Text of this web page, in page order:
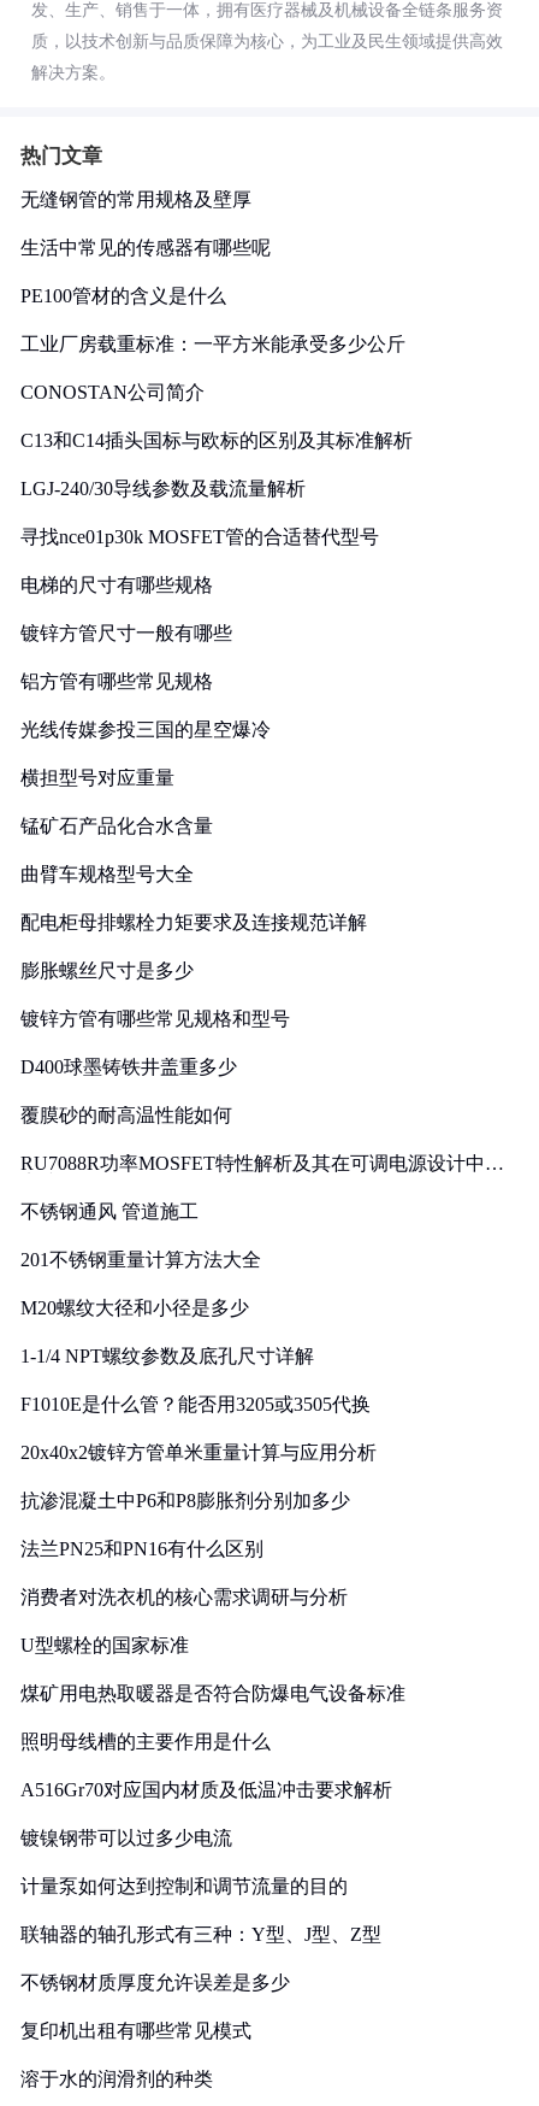
发、生产、销售于一体，拥有医疗器械及机械设备全链条服务资
质，以技术创新与品质保障为核心，为工业及民生领域提供高效
解决方案。
热门文章
无缝钢管的常用规格及壁厚
生活中常见的传感器有哪些呢
PE100管材的含义是什么
工业厂房载重标准：一平方米能承受多少公斤
CONOSTAN公司简介
C13和C14插头国标与欧标的区别及其标准解析
LGJ-240/30导线参数及载流量解析
寻找nce01p30k MOSFET管的合适替代型号
电梯的尺寸有哪些规格
镀锌方管尺寸一般有哪些
铝方管有哪些常见规格
光线传媒参投三国的星空爆冷
横担型号对应重量
锰矿石产品化合水含量
曲臂车规格型号大全
配电柜母排螺栓力矩要求及连接规范详解
膨胀螺丝尺寸是多少
镀锌方管有哪些常见规格和型号
D400球墨铸铁井盖重多少
覆膜砂的耐高温性能如何
RU7088R功率MOSFET特性解析及其在可调电源设计中的
不锈钢通风 管道施工
201不锈钢重量计算方法大全
M20螺纹大径和小径是多少
1-1/4 NPT螺纹参数及底孔尺寸详解
F1010E是什么管？能否用3205或3505代换
20x40x2镀锌方管单米重量计算与应用分析
抗渗混凝土中P6和P8膨胀剂分别加多少
法兰PN25和PN16有什么区别
消费者对洗衣机的核心需求调研与分析
U型螺栓的国家标准
煤矿用电热取暖器是否符合防爆电气设备标准
照明母线槽的主要作用是什么
A516Gr70对应国内材质及低温冲击要求解析
镀镍钢带可以过多少电流
计量泵如何达到控制和调节流量的目的
联轴器的轴孔形式有三种：Y型、J型、Z型
不锈钢材质厚度允许误差是多少
复印机出租有哪些常见模式
溶于水的润滑剂的种类